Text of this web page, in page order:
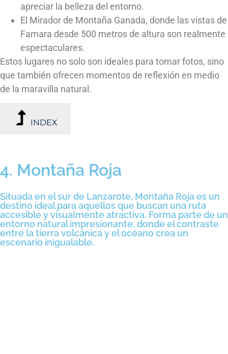
apreciar la belleza del entorno.
El Mirador de Montaña Ganada, donde las vistas de
Famara desde 500 metros de altura son realmente
espectaculares.
Estos lugares no solo son ideales para tomar fotos, sino
que también ofrecen momentos de reflexión en medio
de la maravilla natural.
INDEX
4. Montaña Roja
Situada en el sur de Lanzarote, Montaña Roja es un
destino ideal para aquellos que buscan una ruta
accesible y visualmente atractiva. Forma parte de un
entorno natural impresionante, donde el contraste
entre la tierra volcánica y el océano crea un
escenario inigualable.